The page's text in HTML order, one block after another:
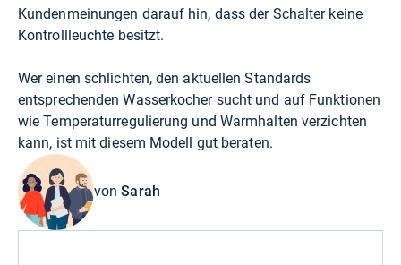
Kundenmeinungen darauf hin, dass der Schalter keine
Kontrollleuchte besitzt.
Wer einen schlichten, den aktuellen Standards
entsprechenden Wasserkocher sucht und auf Funktionen
wie Temperaturregulierung und Warmhalten verzichten
kann, ist mit diesem Modell gut beraten.
vonSarah